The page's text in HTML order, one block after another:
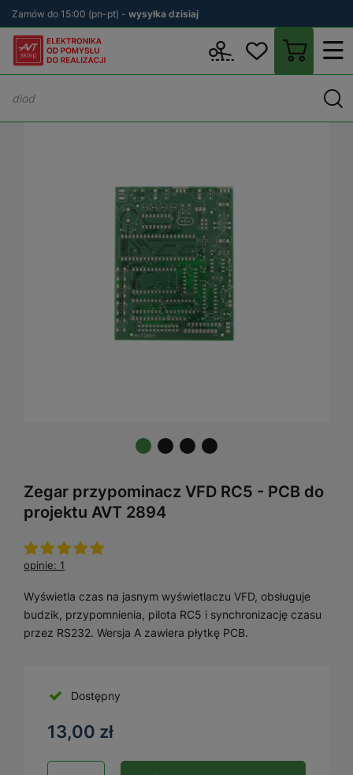
Zamów do 15:00 (pn-pt) - wysyłka dzisiaj
PCB -
Zegar przypominacz VFD RC5 - PCB do
projektu AVT 2894
opinie: 1
Wyświetla czas na jasnym wyświetlaczu VFD, obsługuje
budzik, przypomnienia, pilota RC5 i synchronizację czasu
przez RS232. Wersja A zawiera płytkę PCB.
Dostępny
13,00 zł